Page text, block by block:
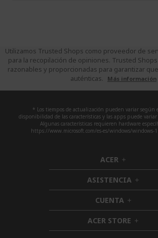
Utilizamos Trusted Shops como proveedor de
para la recopilación de opiniones. Trusted
razonables y proporcionadas para garantizar
auténticas.
Más información
* Los tiempos de actualización pueden variar según
disponibilidad de las características y las apps puede
Algunas características requieren hardware
https://www.microsoft.com/es-es/windows/windows-
ACER h
i
d
d
e
n
ASISTENCIA h
i
d
e
n
CUENTA h
i
d
d
ACER STORE h
i